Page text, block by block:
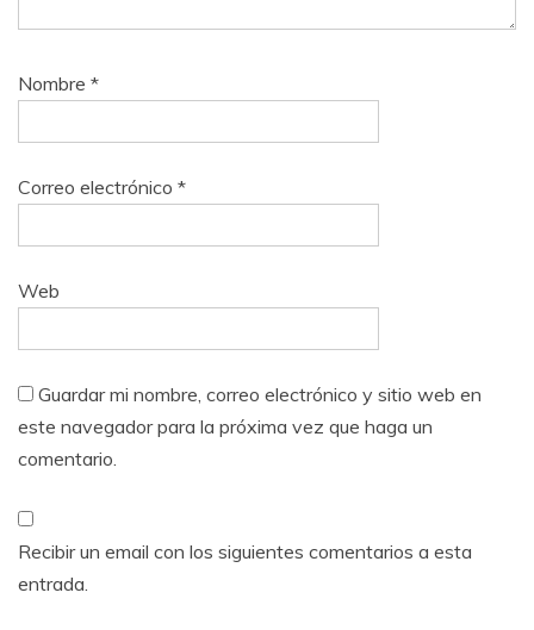
Nombre *
Correo electrónico *
Web
Guardar mi nombre, correo electrónico y sitio web en
este navegador para la próxima vez que haga un
comentario.
Recibir un email con los siguientes comentarios a esta
entrada.